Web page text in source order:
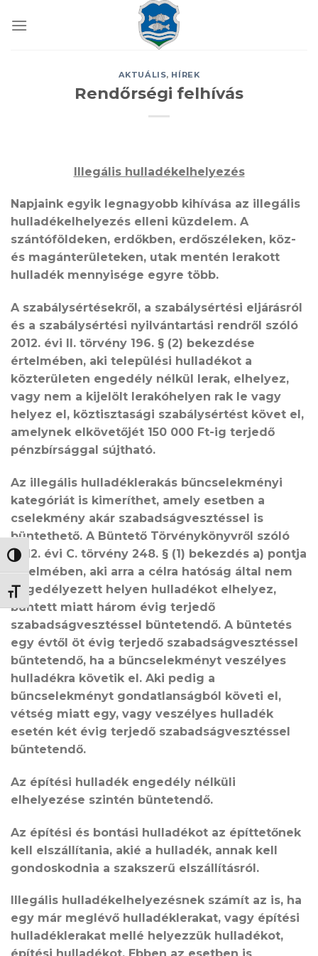
NAGY KONTRASZT VÁLTÁSA
BETŰMÉRET VÁLTÁSA
AKTUÁLIS, HÍREK
Rendőrségi felhívás
Illegális hulladékelhelyezés
Napjaink egyik legnagyobb kihívása az illegális
hulladékelhelyezés elleni küzdelem. A
szántóföldeken, erdőkben, erdőszéleken, köz-
és magánterületeken, utak mentén lerakott
hulladék mennyisége egyre több.
A szabálysértésekről, a szabálysértési eljárásról
és a szabálysértési nyilvántartási rendről szóló
2012. évi II. törvény 196. § (2) bekezdése
értelmében, aki települési hulladékot a
közterületen engedély nélkül lerak, elhelyez,
vagy nem a kijelölt lerakóhelyen rak le vagy
helyez el, köztisztasági szabálysértést követ el,
amelynek elkövetőjét 150 000 Ft-ig terjedő
pénzbírsággal sújtható.
Az illegális hulladéklerakás bűncselekményi
kategóriát is kimeríthet, amely esetben a
cselekmény akár szabadságvesztéssel is
büntethető. A Büntető Törvénykönyvről szóló
2012. évi C. törvény 248. § (1) bekezdés a) pontja
értelmében, aki arra a célra hatóság által nem
engedélyezett helyen hulladékot elhelyez,
bűntett miatt három évig terjedő
szabadságvesztéssel büntetendő. A büntetés
egy évtől öt évig terjedő szabadságvesztéssel
bűntetendő, ha a bűncselekményt veszélyes
hulladékra követik el. Aki pedig a
bűncselekményt gondatlanságból követi el,
vétség miatt egy, vagy veszélyes hulladék
esetén két évig terjedő szabadságvesztéssel
bűntetendő.
Az építési hulladék engedély nélküli
elhelyezése szintén büntetendő.
Az építési és bontási hulladékot az építtetőnek
kell elszállítania, akié a hulladék, annak kell
gondoskodnia a szakszerű elszállításról.
Illegális hulladékelhelyezésnek számít az is, ha
egy már meglévő hulladéklerakat, vagy építési
hulladéklerakat mellé helyezzük hulladékot,